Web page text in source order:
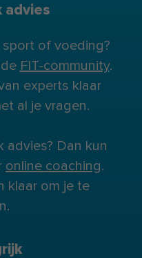
advies
of voeding?
FIT-community.
experts klaar
al je vragen.
advies? Dan kun
online coaching.
klaar om je te